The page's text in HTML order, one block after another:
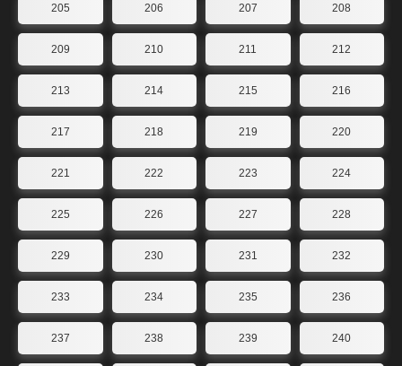
205 206 207 208
209 210 211 212
213 214 215 216
217 218 219 220
221 222 223 224
225 226 227 228
229 230 231 232
233 234 235 236
237 238 239 240